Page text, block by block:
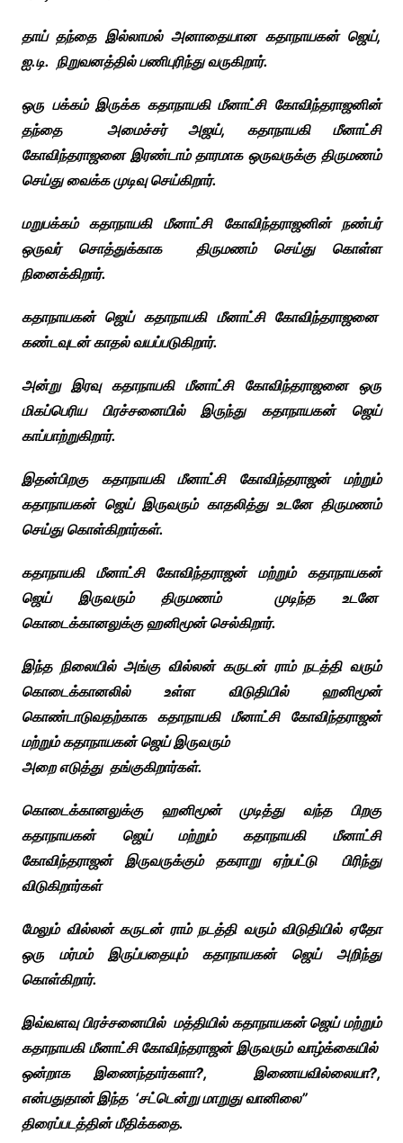
தாய் தந்தை இல்லாமல் அனாதையான கதாநாயகன் ஜெய்,
ஐ.டி. நிறுவனத்தில் பணிபுரிந்து வருகிறார்.
ஒரு பக்கம் இருக்க கதாநாயகி மீனாட்சி கோவிந்தராஜனின்
தந்தை அமைச்சர் அஜய், கதாநாயகி மீனாட்சி
கோவிந்தராஜனை இரண்டாம் தாரமாக ஒருவருக்கு திருமணம்
செய்து வைக்க முடிவு செய்கிறார்.
மறுபக்கம் கதாநாயகி மீனாட்சி கோவிந்தராஜனின் நண்பர்
ஒருவர் சொத்துக்காக திருமணம் செய்து கொள்ள
நினைக்கிறார்.
கதாநாயகன் ஜெய் கதாநாயகி மீனாட்சி கோவிந்தராஜனை
கண்டவுடன் காதல் வயப்படுகிறார்.
அன்று இரவு கதாநாயகி மீனாட்சி கோவிந்தராஜனை ஒரு
மிகப்பெரிய பிரச்சனையில் இருந்து கதாநாயகன் ஜெய்
காப்பாற்றுகிறார்.
இதன்பிறகு கதாநாயகி மீனாட்சி கோவிந்தராஜன் மற்றும்
கதாநாயகன் ஜெய் இருவரும் காதலித்து உடனே திருமணம்
செய்து கொள்கிறார்கள்.
கதாநாயகி மீனாட்சி கோவிந்தராஜன் மற்றும் கதாநாயகன்
ஜெய் இருவரும் திருமணம் முடிந்த உடனே
கொடைக்கானலுக்கு ஹனிமூன் செல்கிறார்.
இந்த நிலையில் அங்கு வில்லன் கருடன் ராம் நடத்தி வரும்
கொடைக்கானலில் உள்ள விடுதியில் ஹனிமூன்
கொண்டாடுவதற்காக கதாநாயகி மீனாட்சி கோவிந்தராஜன்
மற்றும் கதாநாயகன் ஜெய் இருவரும்
அறை எடுத்து தங்குகிறார்கள்.
கொடைக்கானலுக்கு ஹனிமூன் முடித்து வந்த பிறகு
கதாநாயகன் ஜெய் மற்றும் கதாநாயகி மீனாட்சி
கோவிந்தராஜன் இருவருக்கும் தகராறு ஏற்பட்டு பிரிந்து
விடுகிறார்கள்
மேலும் வில்லன் கருடன் ராம் நடத்தி வரும் விடுதியில் ஏதோ
ஒரு மர்மம் இருப்பதையும் கதாநாயகன் ஜெய் அறிந்து
கொள்கிறார்.
இவ்வளவு பிரச்சனையில் மத்தியில் கதாநாயகன் ஜெய் மற்றும்
கதாநாயகி மீனாட்சி கோவிந்தராஜன் இருவரும் வாழ்க்கையில்
ஒன்றாக இணைந்தார்களா?, இணையவில்லையா?,
என்பதுதான் இந்த ‘சட்டென்று மாறுது வானிலை”
திரைப்படத்தின் மீதிக்கதை.